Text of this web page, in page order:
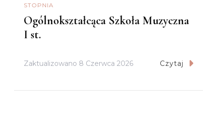
STOPNIA
Ogólnokształcąca Szkoła Muzyczna
I st.
Zaktualizowano 8 Czerwca 2026 Czytaj